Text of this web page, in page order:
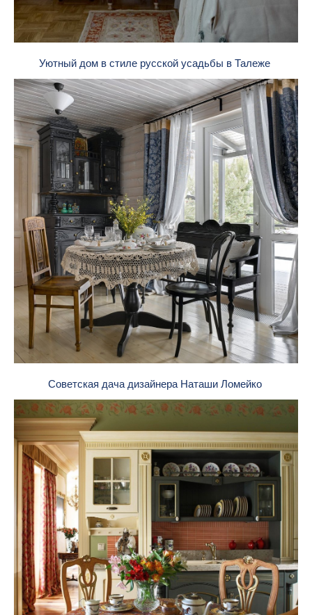
Уютный дом в стиле русской усадьбы в Талеже
Советская дача дизайнера Наташи Ломейко